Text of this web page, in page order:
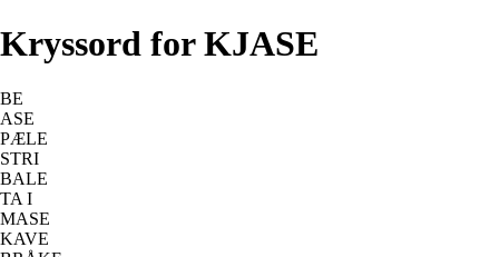
Kryssord for KJASE
BE
ASE
PÆLE
STRI
BALE
TA I
MASE
KAVE